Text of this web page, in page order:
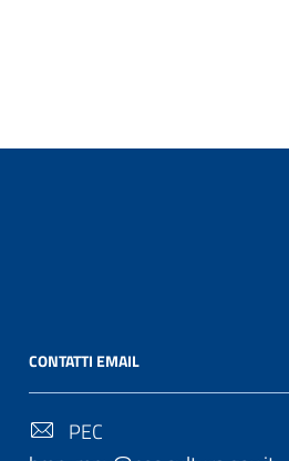
CONTATTI EMAIL
PEC